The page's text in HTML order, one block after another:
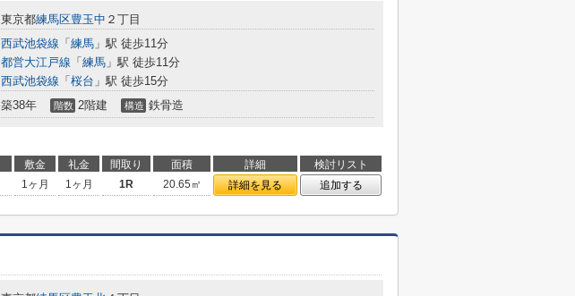
東京都練馬区豊玉中 ２丁目
西武池袋線 「 練馬 」駅 徒歩11分
都営大江戸線 「 練馬 」駅 徒歩11分
西武池袋線 「 桜台 」駅 徒歩15分
築38年 階数 2階建 構造 鉄骨造
敷金 礼金 間取り 面積 詳細
検討リスト
1ヶ月 1ヶ月 1R 20.65㎡ 詳細を見る 追加する